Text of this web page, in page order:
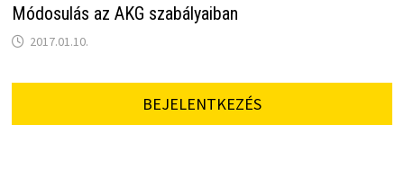
Módosulás az AKG szabályaiban
2017.01.10.
BEJELENTKEZÉS